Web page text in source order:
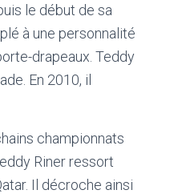
le début de sa
à une personnalité
drapeaux. Teddy
En 2010, il
championnats
Riner ressort
Il décroche ainsi